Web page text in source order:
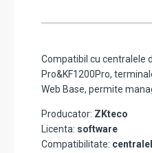
Compatibil cu centralele
Pro&KF1200Pro,
Web Base, permite
Producator: ZKteco
Licenta: software
Compatibilitate: